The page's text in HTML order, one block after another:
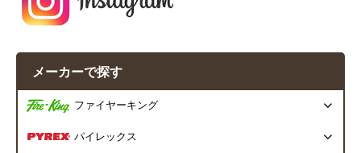
メーカーで探す
ファイヤーキング
パイレックス